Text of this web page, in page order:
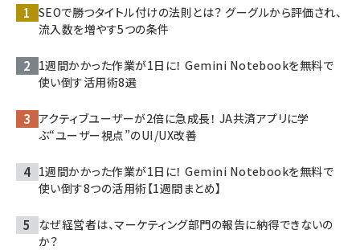
SEOで勝つタイトル付けの法則とは？ グーグルから評価され、
流入数を増やす5つの条件
1週間かかった作業が1日に！ Gemini Notebookを無料で
使い倒す活用術8選
アクティブユーザーが2倍に急成長！ JA共済アプリに学
ぶ“ユーザー視点”のUI/UX改善
1週間かかった作業が1日に！ Gemini Notebookを無料で
使い倒す8つの活用術【1週間まとめ】
なぜ経営者は、マーケティング部門の報告に納得できないの
か？